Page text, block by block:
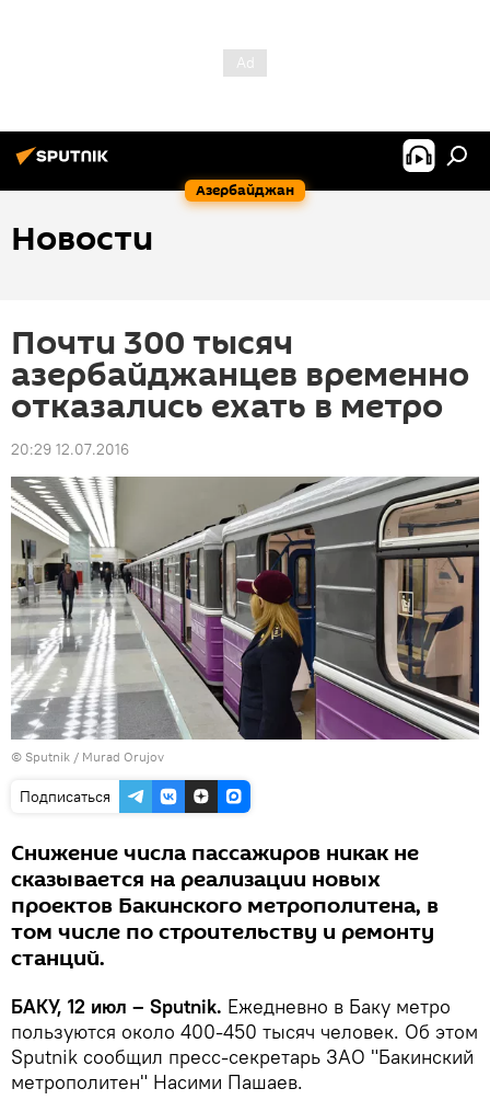
Азербайджан
Новости
Почти 300 тысяч
азербайджанцев временно
отказались ехать в метро
20:29 12.07.2016
© Sputnik / Murad Orujov
Подписаться
Снижение числа пассажиров никак не
сказывается на реализации новых
проектов Бакинского метрополитена, в
том числе по строительству и ремонту
станций.
БАКУ, 12 июл – Sputnik. Ежедневно в Баку метро
пользуются около 400-450 тысяч человек. Об этом
Sputnik сообщил пресс-секретарь ЗАО "Бакинский
метрополитен" Насими Пашаев.